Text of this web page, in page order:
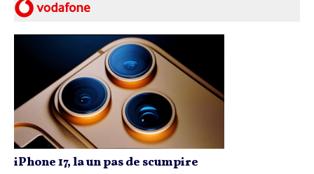
iPhone 17, la un pas de scumpire